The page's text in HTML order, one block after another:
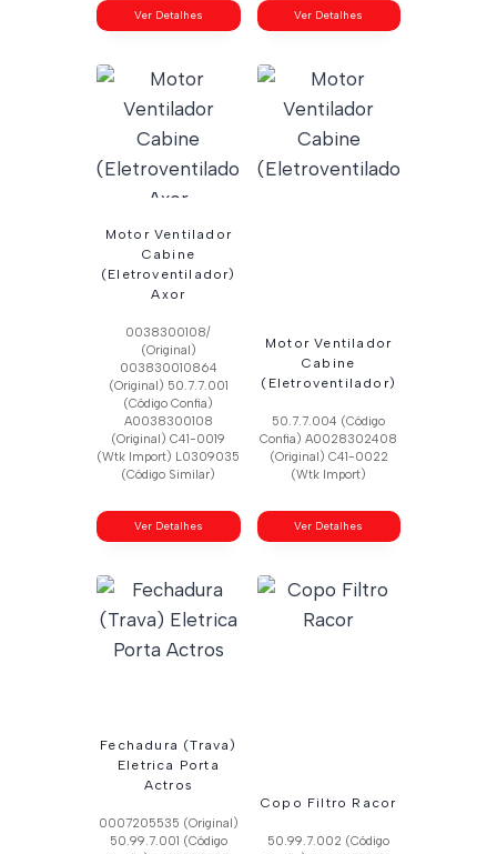
Ver Detalhes Ver Detalhes
Motor Ventilador
Cabine
(Eletroventilador)
Axor
0038300108/
(Original)
003830010864
(Original) 50.7.7.001
(Código Confia)
A0038300108
(Original) C41-0019
(Wtk Import) L0309035
(Código Similar)
Ver Detalhes
Motor Ventilador
Cabine
(Eletroventilador)
50.7.7.004 (Código
Confia) A0028302408
(Original) C41-0022
(Wtk Import)
Ver Detalhes
Fechadura (Trava)
Eletrica Porta
Actros
0007205535 (Original)
50.99.7.001 (Código
Copo Filtro Racor
50.99.7.002 (Código